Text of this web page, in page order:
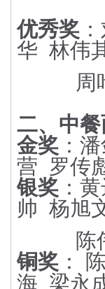
优秀奖
华 林伟
周
二、中餐
金奖 ：
营 罗传
银奖 ：
帅 杨旭
陈
铜奖 ：
海 梁永